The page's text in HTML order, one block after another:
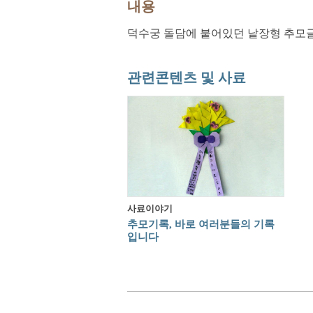
내용
덕수궁 돌담에 붙어있던 낱장형 추모
관련콘텐츠 및 사료
사료이야기
추모기록, 바로 여러분들의 기록
입니다